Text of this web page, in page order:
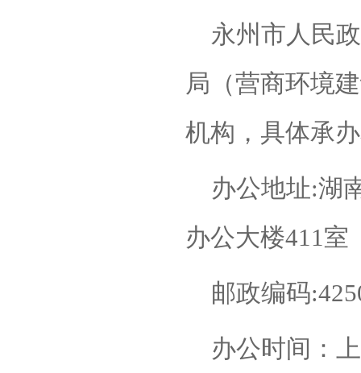
永州市人民
局（营商环境
机构，具体承
办公地址:湖
办公大楼411室
邮政编码
办公时间：